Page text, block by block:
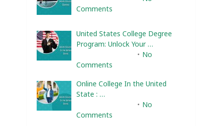
Comments
United States College Degree
Program: Unlock Your …
No
Comments
Online College In the United
State : …
No
Comments